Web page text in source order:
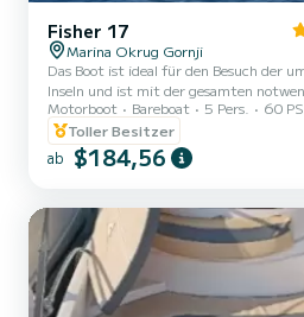
Fisher 17
Marina Okrug Gornji
Das Boot ist ideal für den Besuch der
Inseln und ist mit der gesamten
Segeln und einem eintägigen
Skipper auf Anfrage Führerschein
Motorboot Bareboat 5 Pers. 60 PS
Toller Besitzer
ab $184,56